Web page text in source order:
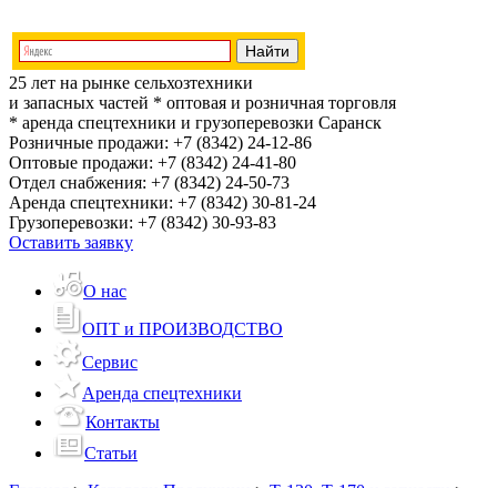
25 лет на рынке сельхозтехники
и запасных частей * оптовая и розничная торговля
* аренда спецтехники и грузоперевозки Саранск
Розничные продажи: +7 (8342) 24-12-86
Оптовые продажи: +7 (8342) 24-41-80
Отдел снабжения: +7 (8342) 24-50-73
Аренда спецтехники: +7 (8342) 30-81-24
Грузоперевозки: +7 (8342) 30-93-83
Оставить заявку
О нас
ОПТ и ПРОИЗВОДСТВО
Сервис
Аренда спецтехники
Контакты
Статьи